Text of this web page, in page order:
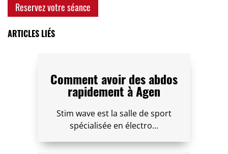
Reservez votre séance
ARTICLES LIÉS
Comment avoir des abdos
rapidement à Agen
Stim wave est la salle de sport
spécialisée en électro...